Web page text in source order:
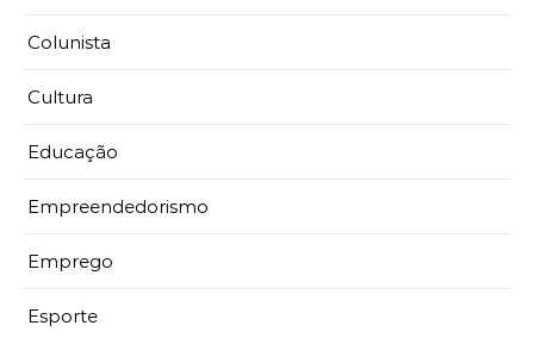
Colunista
Cultura
Educação
Empreendedorismo
Emprego
Esporte